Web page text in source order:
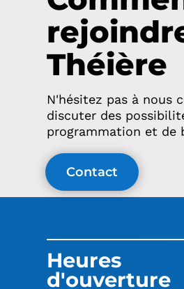
Théière
N'hésitez pas à nous
discuter des
programmation et de
Contact
Heures
d'ouverture